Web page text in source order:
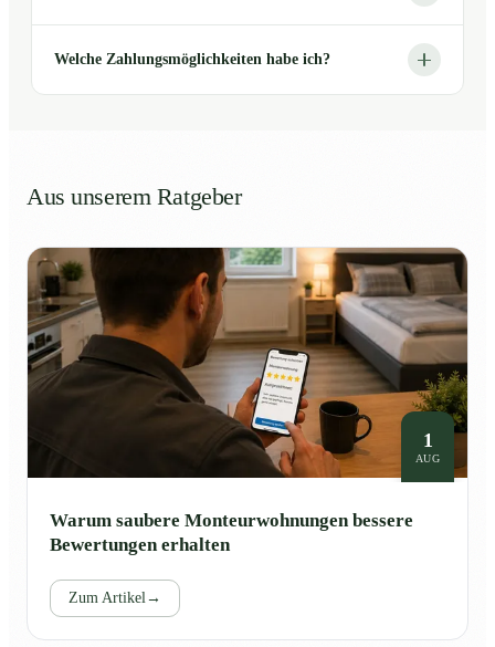
Welche Zahlungsmöglichkeiten habe ich?
Aus unserem Ratgeber
1
AUG
Warum saubere Monteurwohnungen bessere
Bewertungen erhalten
Zum Artikel→